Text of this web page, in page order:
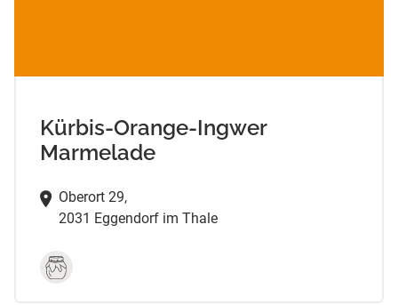
Kürbis-Orange-Ingwer
Marmelade
Oberort 29,
2031 Eggendorf im Thale